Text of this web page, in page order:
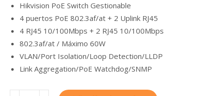
Hikvision PoE Switch Gestionable
4 puertos PoE 802.3af/at + 2 Uplink RJ45
4 RJ45 10/100Mbps + 2 RJ45 10/100Mbps
802.3af/at / Máximo 60W
VLAN/Port Isolation/Loop Detection/LLDP
Link Aggregation/PoE Watchdog/SNMP